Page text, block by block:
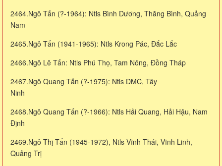
2464.Ngô Tấn (?-1964): Ntls Bình Dương, Thăng Bình, Quảng
Nam
2465.Ngô Tấn (1941-1965): Ntls Krong Pác, Đắc Lắc
2466.Ngô Lê Tấn: Ntls Phú Thọ, Tam Nông, Đồng Tháp
2467.Ngô Quang Tấn (?-1975): Ntls DMC, Tây
Ninh
2468.Ngô Quang Tấn (?-1966): Ntls Hải Quang, Hải Hậu, Nam
Định
2469.Ngô Thị Tấn (1945-1972), Ntls Vĩnh Thái, Vĩnh Linh,
Quảng Trị